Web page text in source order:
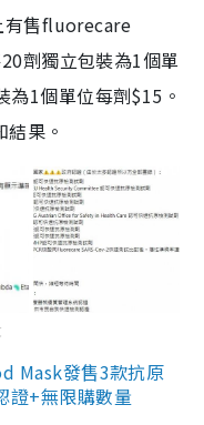
有售fluorecare
劑獨立包裝為1個單
1個單位每劑$15。
果。
Mask發售3款抗原
證+無限購數量